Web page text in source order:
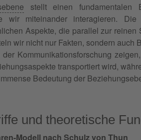
stellt einen fundamentalen
wir miteinander interagieren.
Aspekte, die parallel zur
wir nicht nur Fakten, sondern
Kommunikationsforschung
transportiert wird,
Bedeutung der
und theoretische
Modell nach Schulz von Thun